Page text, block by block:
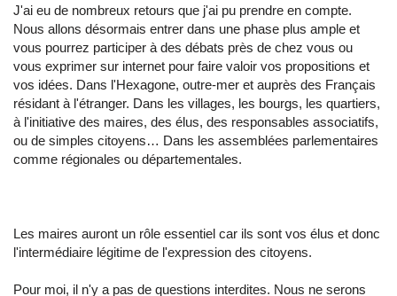
J'ai eu de nombreux retours que j'ai pu prendre en compte.
Nous allons désormais entrer dans une phase plus ample et
vous pourrez participer à des débats près de chez vous ou
vous exprimer sur internet pour faire valoir vos propositions et
vos idées. Dans l'Hexagone, outre-mer et auprès des Français
résidant à l'étranger. Dans les villages, les bourgs, les quartiers,
à l'initiative des maires, des élus, des responsables associatifs,
ou de simples citoyens… Dans les assemblées parlementaires
comme régionales ou départementales.
Les maires auront un rôle essentiel car ils sont vos élus et donc
l'intermédiaire légitime de l'expression des citoyens.
Pour moi, il n'y a pas de questions interdites. Nous ne serons